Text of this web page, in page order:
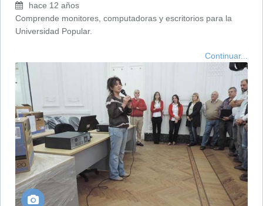
hace 12 años
Comprende monitores, computadoras y escritorios para la
Universidad Popular.
Continuar...